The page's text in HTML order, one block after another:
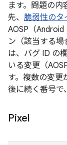
ます。問題の
先、 脆弱性のタ
AOSP（
ン（該当する
は、バグ ID の
いる変更（
す。複数の変更
後に続く番号で
Pixel